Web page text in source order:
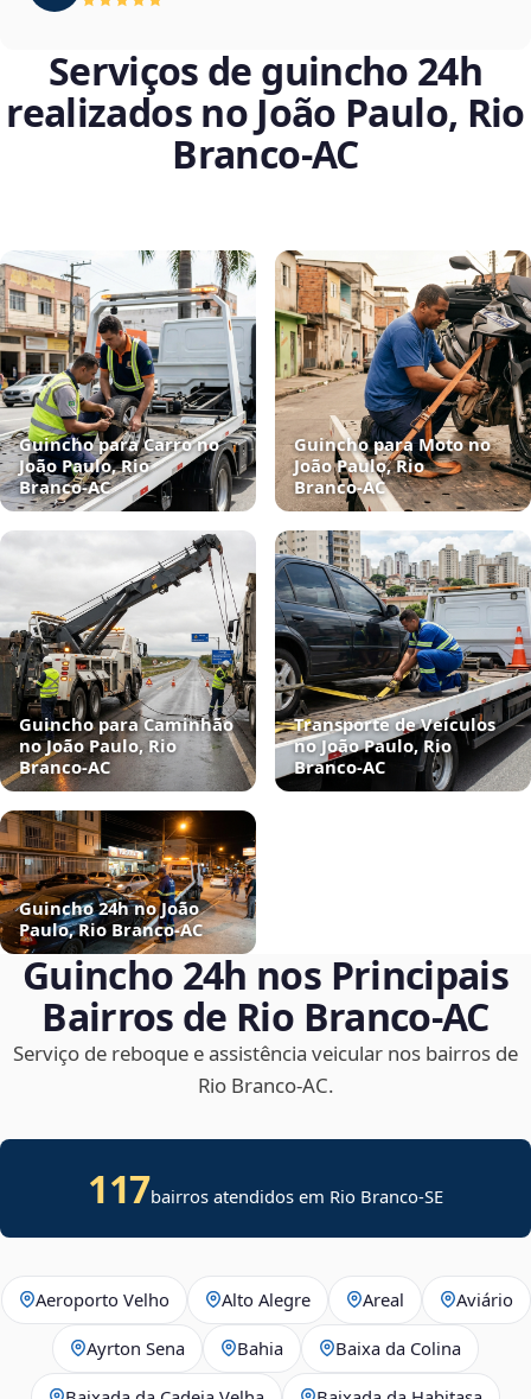
Serviços de guincho 24h
realizados no João Paulo, Rio
Branco‑AC
Guincho para Carro no
João Paulo, Rio
Branco‑AC
Guincho para Moto no
João Paulo, Rio
Branco‑AC
Guincho para Caminhão
no João Paulo, Rio
Branco‑AC
Transporte de Veículos
no João Paulo, Rio
Branco‑AC
Guincho 24h no João
Paulo, Rio Branco‑AC
Guincho 24h nos Principais
Bairros de Rio Branco‑AC
Serviço de reboque e assistência veicular nos bairros de
Rio Branco‑AC.
117bairros atendidos em Rio Branco-SE
Aeroporto Velho Alto Alegre Areal Aviário
Ayrton Sena Bahia Baixa da Colina